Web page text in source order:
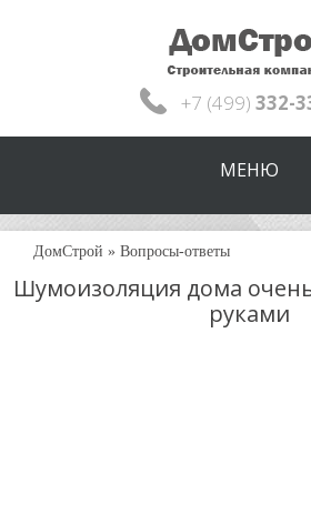
+7 (499) 332-
МЕНЮ
ДомСтрой » Вопросы-ответы
Шумоизоляция дома
руками